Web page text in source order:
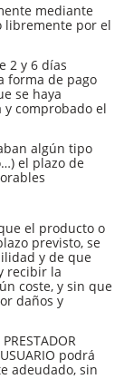
mediante
libremente por el
2 y 6 días
forma de pago
se haya
comprobado el
algún tipo
el plazo de
el producto o
previsto, se
y de que
recibir la
coste, y sin que
daños y
podrá
adeudado, sin